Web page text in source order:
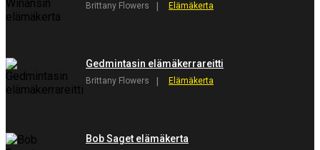
Brittany Flowers Elämäkerta
Gedmintasin elämäkerrareitti
Brittany Flowers Elämäkerta
Bob Saget elämäkerta